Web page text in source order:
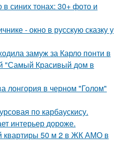
синих тонах: 30+ фото и
- окно в русскую сказку у
замуж за Карло понти в
"Самый Красивый дом в
лонгория в черном "Голом"
по карбаускису.
интерьер дороже.
квартиры 50 м 2 в ЖК АМО в